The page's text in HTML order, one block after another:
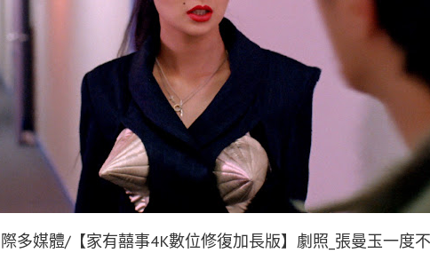
際多媒體/【家有囍事4K數位修復加長版】劇照_張曼玉一度